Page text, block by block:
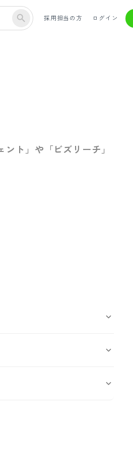
採用担当の方 ログイン
ト」や「ビズリーチ」